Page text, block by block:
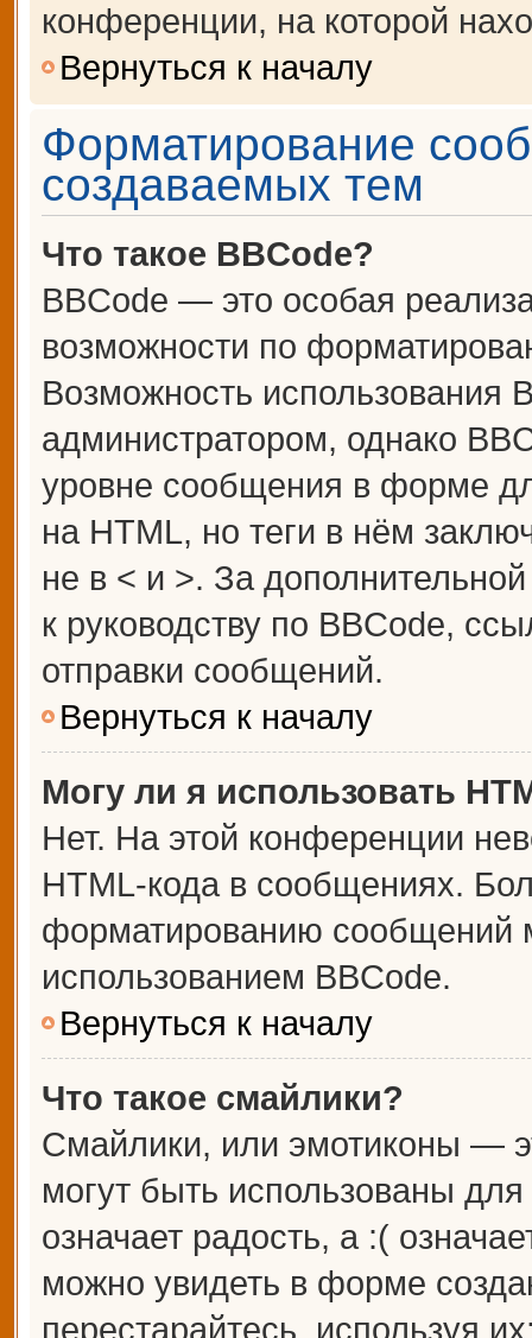
конференции, на которой
Вернуться к началу
Форматирование
создаваемых тем
Что такое BBCode?
BBCode — это особая
возможности по
Возможность использования
администратором, однако
уровне сообщения в форме
на HTML, но теги в нём
не в < и >. За
к руководству по BBCode,
отправки сообщений.
Вернуться к началу
Могу ли я использовать
Нет. На этой конференции
HTML-кода в сообщениях.
форматированию сообщений
использованием BBCode.
Вернуться к началу
Что такое смайлики?
Смайлики, или эмотиконы —
могут быть использованы
означает радость, а :(
можно увидеть в форме
перестарайтесь, используя